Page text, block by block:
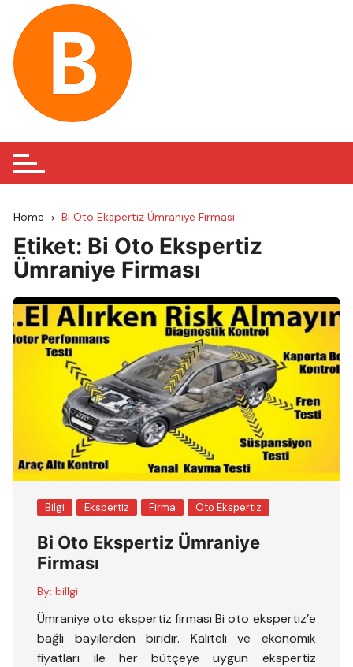
content
Home Bi Oto Ekspertiz Ümraniye Firması
Etiket: Bi Oto Ekspertiz
Ümraniye Firması
Bilgi Ekspertiz Firma Oto Ekspertiz
Bi Oto Ekspertiz Ümraniye
Firması
By: billgi
Ümraniye oto ekspertiz firması Bi oto ekspertiz’e
bağlı bayilerden biridir. Kaliteli ve ekonomik
fiyatları ile her bütçeye uygun ekspertiz